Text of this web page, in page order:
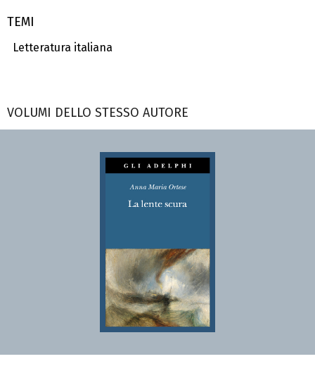
TEMI
Letteratura italiana
VOLUMI DELLO STESSO AUTORE